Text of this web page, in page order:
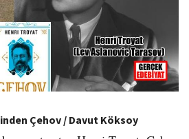
Çehov / Davut Köksoy